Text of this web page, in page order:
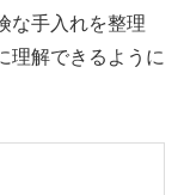
な手入れを整理
理解できるように